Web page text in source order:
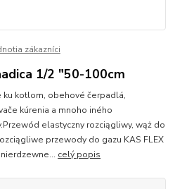
zákazníci
1/2 "50-100cm
kotlom, obehové čerpadlá,
kúrenia a mnoho iného
elastyczny rozciągliwy, wąż do
przewody do gazu KAS FLEX
celý popis